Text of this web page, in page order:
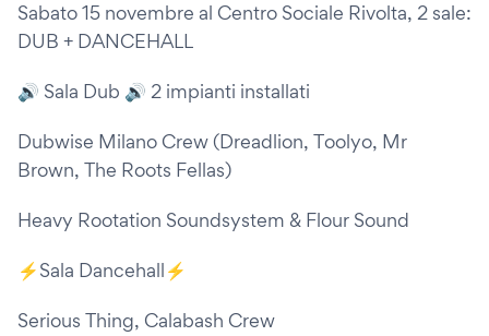
Sabato 15 novembre al Centro Sociale Rivolta, 2 sale:
DUB + DANCEHALL
🔊 Sala Dub 🔊 2 impianti installati
Dubwise Milano Crew (Dreadlion, Toolyo, Mr
Brown, The Roots Fellas)
Heavy Rootation Soundsystem & Flour Sound
⚡️Sala Dancehall⚡️
Serious Thing, Calabash Crew